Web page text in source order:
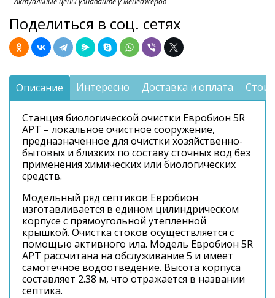
Поделиться в соц. сетях
Описание Интересно Доставка и оплата
Станция биологической очистки Евробион 5R
АРТ – локальное очистное сооружение,
предназначенное для очистки хозяйственно-
бытовых и близких по составу сточных вод без
применения химических или биологических
средств.
Модельный ряд септиков Евробион
изготавливается в едином цилиндрическом
корпусе с прямоугольной утепленной
крышкой. Очистка стоков осуществляется с
помощью активного ила. Модель Евробион 5R
АРТ рассчитана на обслуживание 5 и имеет
самотечное водоотведение. Высота корпуса
составляет 2.38 м, что отражается в названии
септика.